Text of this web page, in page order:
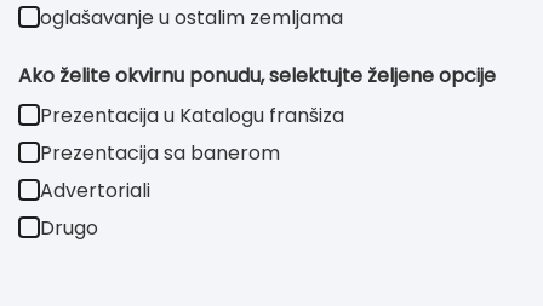
oglašavanje u ostalim zemljama
Ako želite okvirnu ponudu, selektujte željene opcije
Prezentacija u Katalogu franšiza
Prezentacija sa banerom
Advertoriali
Drugo